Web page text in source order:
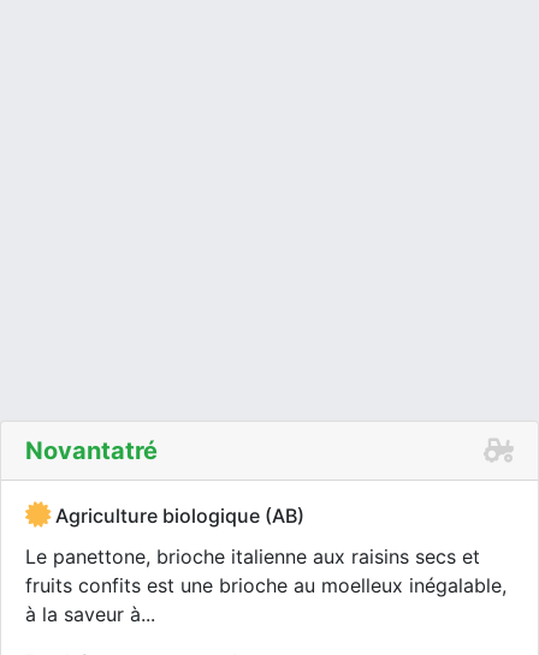
Novantatré
Agriculture biologique (AB)
Le panettone, brioche italienne aux raisins secs et
fruits confits est une brioche au moelleux inégalable,
à la saveur à...